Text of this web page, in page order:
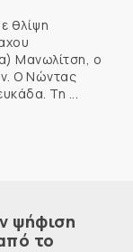
θλίψη
Μανωλίτση, ο
Ο Νώντας
Τη ...
ψήφιση
το